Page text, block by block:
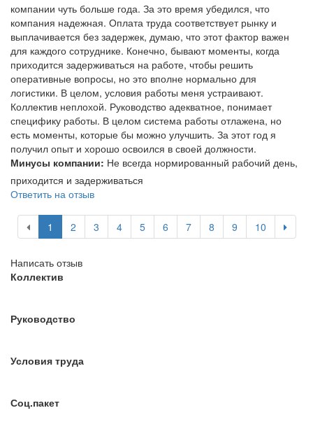
компании чуть больше года. За это время убедился, что
компания надежная. Оплата труда соответствует рынку и
выплачивается без задержек, думаю, что этот фактор важен
для каждого сотруднике. Конечно, бывают моменты, когда
приходится задерживаться на работе, чтобы решить
оперативные вопросы, но это вполне нормально для
логистики. В целом, условия работы меня устраивают.
Коллектив неплохой. Руководство адекватное, понимает
специфику работы. В целом система работы отлажена, но
есть моменты, которые бы можно улучшить. За этот год я
получил опыт и хорошо освоился в своей должности.
Минусы компании: Не всегда нормированный рабочий день,
приходится и задерживаться
Ответить на отзыв
1 2 3 4 5 6 7 8 9 10
Написать отзыв
Коллектив
Руководство
Условия труда
Соц.пакет